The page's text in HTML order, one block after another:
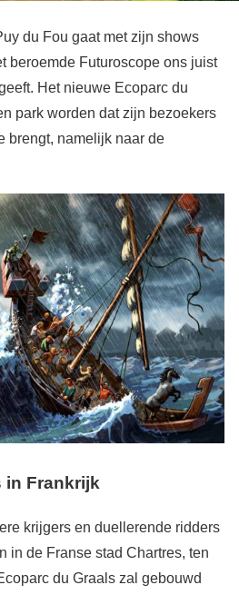
du Fou gaat met zijn shows
beroemde Futuroscope ons juist
Het nieuwe Ecoparc du
park worden dat zijn bezoekers
brengt, namelijk naar de
in Frankrijk
krijgers en duellerende ridders
in de Franse stad Chartres, ten
du Graals zal gebouwd